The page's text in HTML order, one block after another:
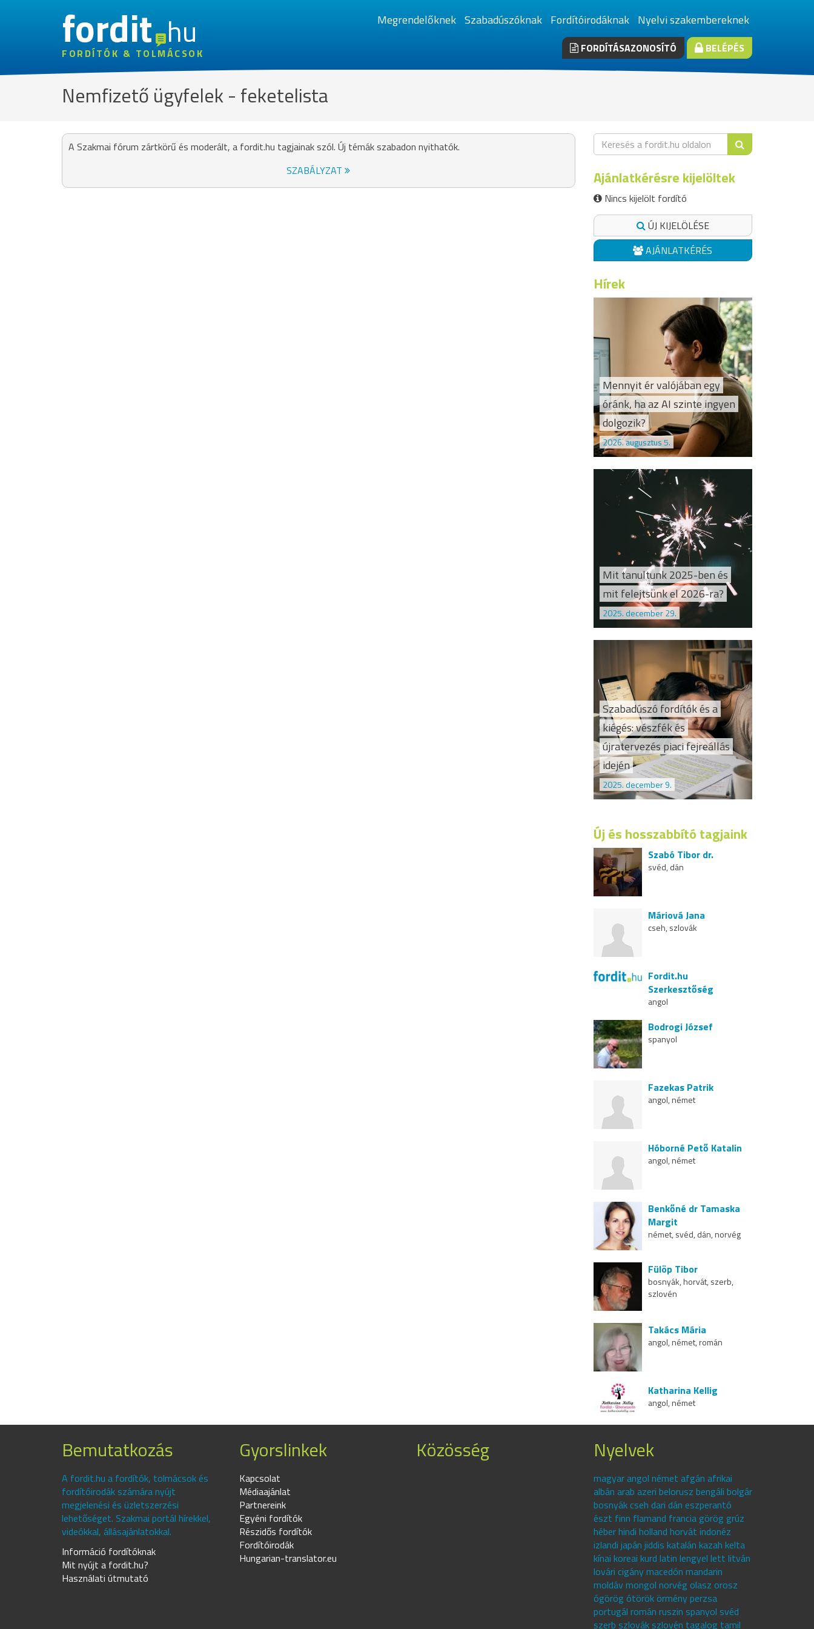
fordithu
FORDÍTÓK & TOLMÁCSOK
Megrendelőknek Szabadúszóknak Fordítóirodáknak Nyelvi szakembereknek
FORDÍTÁSAZONOSÍTÓ BELÉPÉS
Nemfizető ügyfelek - feketelista
A Szakmai fórum zártkörű és moderált, a fordit.hu tagjainak szól. Új témák szabadon nyithatók.
SZABÁLYZAT
Ajánlatkérésre kijelöltek
Nincs kijelölt fordító
ÚJ KIJELÖLÉSE
AJÁNLATKÉRÉS
Hírek
Mennyit ér valójában egy
óránk, ha az AI szinte ingyen
dolgozik?
2026. augusztus 5.
Mit tanultunk 2025-ben és
mit felejtsünk el 2026-ra?
2025. december 29.
Szabadúszó fordítók és a
kiégés: vészfék és
újratervezés piaci fejreállás
idején
2025. december 9.
Új és hosszabbító tagjaink
Szabó Tibor dr.
svéd, dán
Máriová Jana
cseh, szlovák
Fordit.hu
Szerkesztőség
angol
Bodrogi József
spanyol
Fazekas Patrik
angol, német
Hóborné Pető Katalin
angol, német
Benkőné dr Tamaska
Margit
német, svéd, dán, norvég
Fülöp Tibor
bosnyák, horvát, szerb,
szlovén
Takács Mária
angol, német, román
Katharina Kellig
angol, német
Bemutatkozás
A fordit.hu a fordítók, tolmácsok és
fordítóirodák számára nyújt
megjelenési és üzletszerzési
lehetőséget. Szakmai portál hírekkel,
videókkal, állásajánlatokkal.
Információ fordítóknak
Mit nyújt a fordit.hu?
Használati útmutató
Gyorslinkek
Kapcsolat
Médiaajánlat
Partnereink
Egyéni fordítók
Részidős fordítók
Fordítóirodák
Hungarian-translator.eu
Közösség Nyelvek
magyar angol német afgán afrikai
albán arab azeri belorusz bengáli bolgár
bosnyák cseh dari dán eszperantó
észt finn flamand francia görög grúz
héber hindi holland horvát indonéz
izlandi japán jiddis katalán kazah kelta
kínai koreai kurd latin lengyel lett litván
lovári cigány macedón mandarin
moldáv mongol norvég olasz orosz
ógörög ótörök örmény perzsa
portugál román ruszin spanyol svéd
szerb szlovák szlovén tagalog tamil